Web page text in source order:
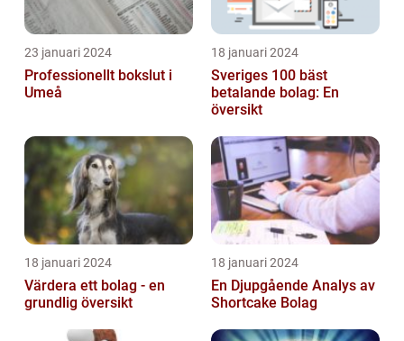
23 januari 2024
Professionellt bokslut i
Umeå
18 januari 2024
Sveriges 100 bäst
betalande bolag: En
översikt
18 januari 2024
Värdera ett bolag - en
grundlig översikt
18 januari 2024
En Djupgående Analys av
Shortcake Bolag